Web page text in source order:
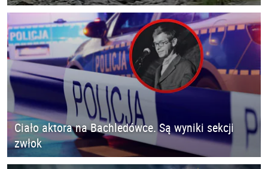
Ciało aktora na Bachledówce. Są wyniki sekcji
zwłok